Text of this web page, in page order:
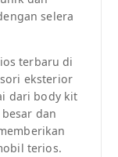
selera
terbaru di
eksterior
dari body kit
dan
terios.